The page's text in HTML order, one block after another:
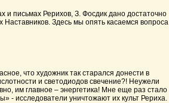
и письмах Рерихов, З. Фосдик дано достаточно
Наставников. Здесь мы опять касаемся вопроса
что художник так старался донести в
и светодиодов свечение?! Неужели
им главное – энергетика! Мне еще раз стало
- исследователи уничтожают их культ Рериха.